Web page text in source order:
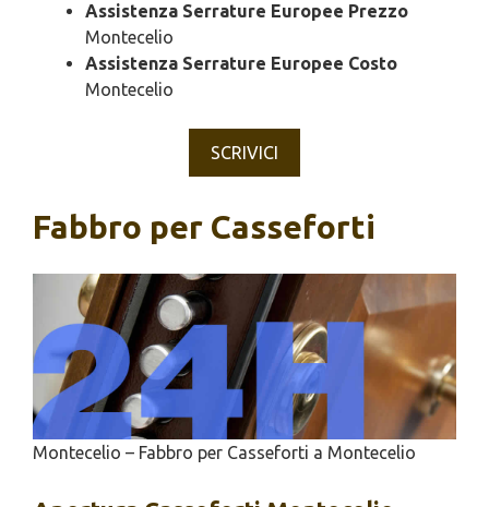
Assistenza Serrature Europee Prezzo
Montecelio
Assistenza Serrature Europee Costo
Montecelio
SCRIVICI
Fabbro per Casseforti
Montecelio – Fabbro per Casseforti a Montecelio